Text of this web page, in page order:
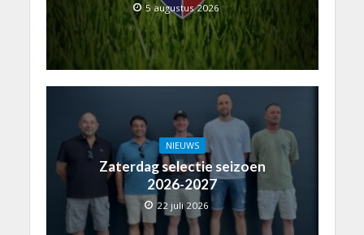
5 augustus 2026
NIEUWS
Zaterdag selectie seizoen
2026-2027
22 juli 2026